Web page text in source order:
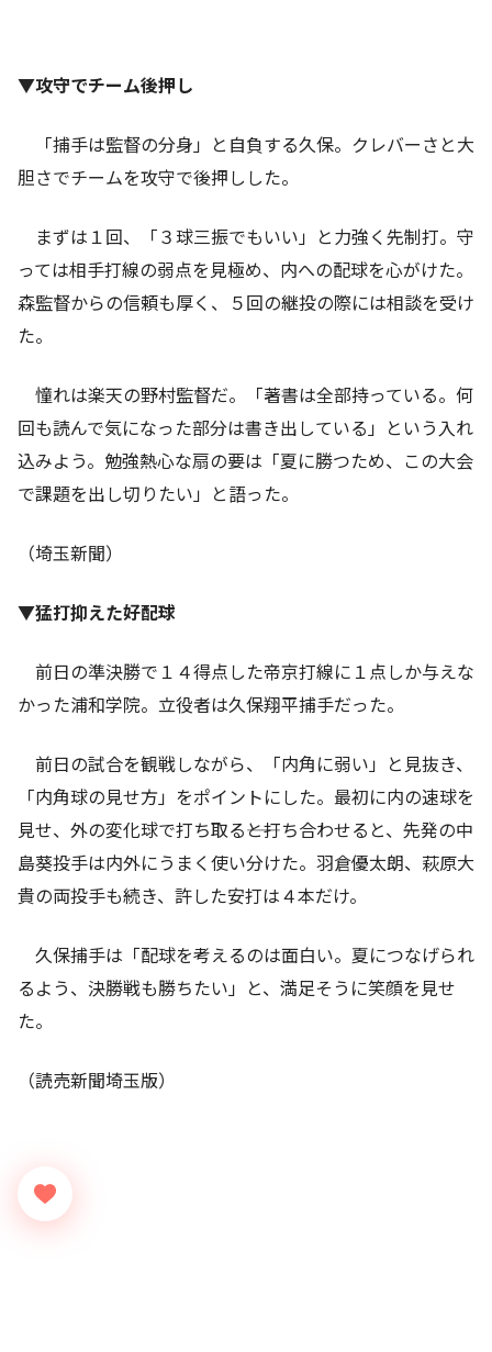
▼攻守でチーム後押し
「捕手は監督の分身」と自負する久保。クレバーさと大
胆さでチームを攻守で後押しした。
まずは１回、「３球三振でもいい」と力強く先制打。守
っては相手打線の弱点を見極め、内への配球を心がけた。
森監督からの信頼も厚く、５回の継投の際には相談を受け
た。
憧れは楽天の野村監督だ。「著書は全部持っている。何
回も読んで気になった部分は書き出している」という入れ
込みよう。勉強熱心な扇の要は「夏に勝つため、この大会
で課題を出し切りたい」と語った。
（埼玉新聞）
▼猛打抑えた好配球
前日の準決勝で１４得点した帝京打線に１点しか与えな
かった浦和学院。立役者は久保翔平捕手だった。
前日の試合を観戦しながら、「内角に弱い」と見抜き、
「内角球の見せ方」をポイントにした。最初に内の速球を
見せ、外の変化球で打ち取る――と打ち合わせると、先発の中
島葵投手は内外にうまく使い分けた。羽倉優太朗、萩原大
貴の両投手も続き、許した安打は４本だけ。
久保捕手は「配球を考えるのは面白い。夏につなげられ
るよう、決勝戦も勝ちたい」と、満足そうに笑顔を見せ
た。
（読売新聞埼玉版）